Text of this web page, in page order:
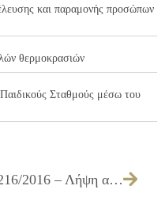
και παραμονής προσώπων
θερμοκρασιών
Σταθμούς μέσω του
216/2016 – Λήψη απόφασης για την έγκριση Πρωτοκόλλου Προσωρινής & Οριστικής Παραλαβής του έργου ΕΡΓΑΣΙΕΣ ΣΥΝΤΗΡΗΣΗΣ ΠΟΛΙΤΙΣΤΙΚΟΥ ΚΕΝΤΡΟΥ